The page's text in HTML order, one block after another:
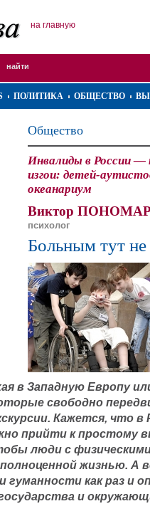
на главную
ПОЛИТИКА ОБЩЕСТВО
Общество
Инвалиды в России —
изгои: детей-
океанариум
Виктор
психолог
Больным тут
в Западную Европу
свободно
Кажется, что
прийти к простому
люди с
жизнью. А
гуманности как раз и
и